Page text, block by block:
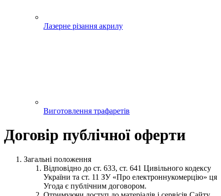
Лазерне різання акрилу
Виготовлення трафаретів
Договір публічної оферти
Загальні положення
Відповідно до ст. 633, ст. 641 Цивільного кодексу
України та ст. 11 ЗУ «Про електроннукомерцію» ця
Угода є публічним договором.